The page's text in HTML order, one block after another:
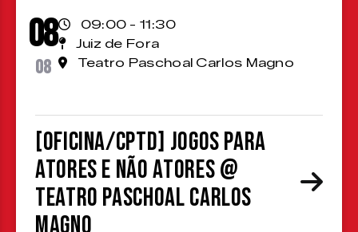
08
08
09:00 - 11:30
Juiz de Fora
Teatro Paschoal Carlos Magno
[OFICINA/CPTD] Jogos para
atores e não atores @
Teatro Paschoal Carlos
Magno